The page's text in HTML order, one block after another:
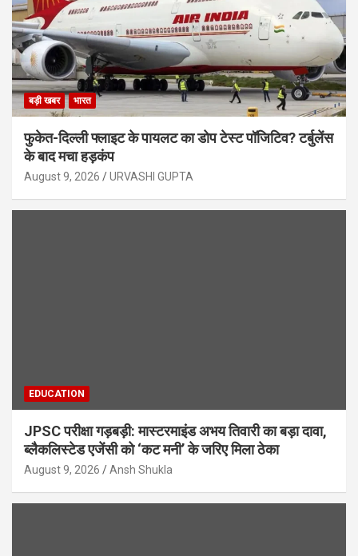
बड़ी खबर भारत
फुकेत-दिल्ली फ्लाइट के पायलट का डोप टेस्ट पॉजिटिव? टर्बुलेंस
के बाद मचा हड़कंप
August 9, 2026 URVASHI GUPTA
EDUCATION
JPSC परीक्षा गड़बड़ी: मास्टरमाइंड अभय तिवारी का बड़ा दावा,
ब्लैकलिस्टेड एजेंसी को ‘कट मनी’ के जरिए मिला ठेका
August 9, 2026 Ansh Shukla